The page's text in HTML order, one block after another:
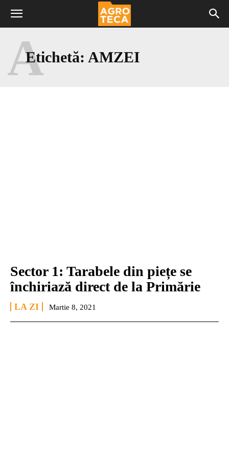
Etichetă: AMZEI
A
Sector 1: Tarabele din piețe se
închiriază direct de la Primărie
LA ZI Martie 8, 2021